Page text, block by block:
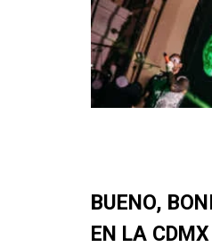
BUENO,
EN LA